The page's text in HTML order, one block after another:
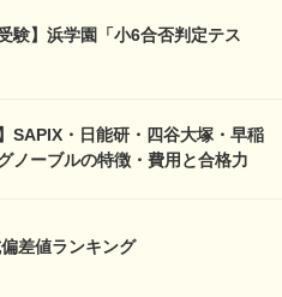
験】浜学園「小6合否判定テス
SAPIX・日能研・四谷大塚・早稲
ノーブルの特徴・費用と合格力
差値ランキング